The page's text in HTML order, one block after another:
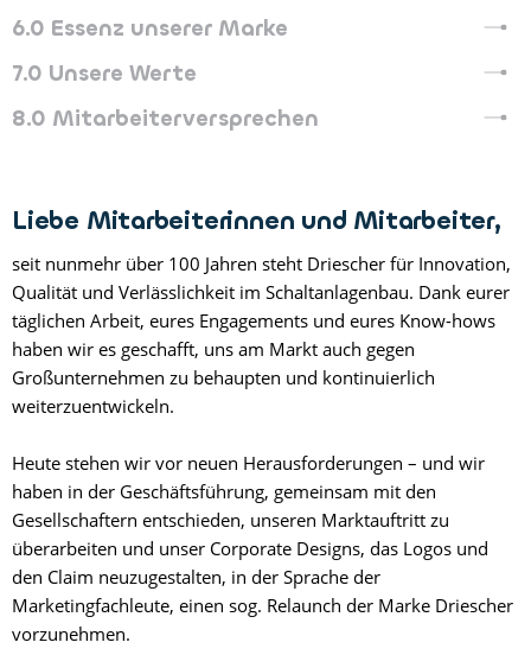
6.0 Essenz unserer Marke
7.0 Unsere Werte
8.0 Mitarbeiterversprechen
Liebe Mitarbeiterinnen und Mitarbeiter,
seit nunmehr über 100 Jahren steht Driescher für Innovation,
Qualität und Verlässlichkeit im Schaltanlagenbau. Dank eurer
täglichen Arbeit, eures Engagements und eures Know-hows
haben wir es geschafft, uns am Markt auch gegen
Großunternehmen zu behaupten und kontinuierlich
weiterzuentwickeln.
Heute stehen wir vor neuen Herausforderungen – und wir
haben in der Geschäftsführung, gemeinsam mit den
Gesellschaftern entschieden, unseren Marktauftritt zu
überarbeiten und unser Corporate Designs, das Logos und
den Claim neuzugestalten, in der Sprache der
Marketingfachleute, einen sog. Relaunch der Marke Driescher
vorzunehmen.